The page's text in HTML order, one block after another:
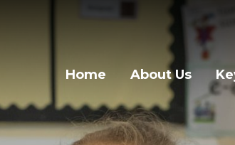
Home About Us